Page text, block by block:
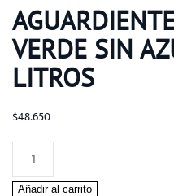
VERDE SIN
LITROS
$48.650
Aguardiente
Antioqueño
Añadir al carrito